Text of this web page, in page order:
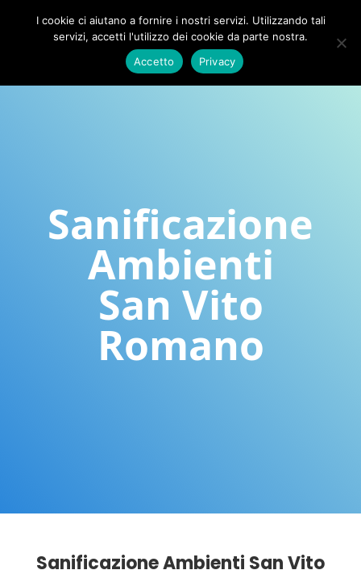
Sanificazione
Ambienti
San Vito
Romano
Sanificazione Ambienti San Vito
I cookie ci aiutano a fornire i nostri servizi. Utilizzando tali
servizi, accetti l'utilizzo dei cookie da parte nostra.
Accetto
Privacy